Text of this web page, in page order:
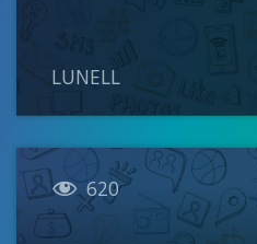
LUNELL
 620